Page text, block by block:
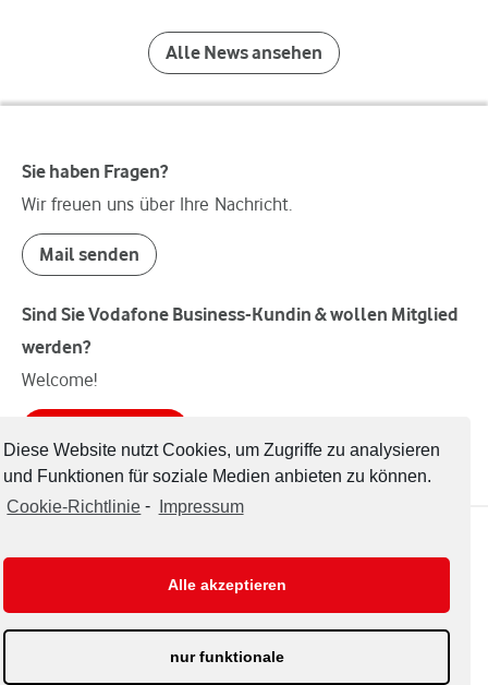
Diese Website nutzt Cookies, um Zugriffe zu analysieren
und Funktionen für soziale Medien anbieten zu können.
Cookie-Richtlinie - Impressum
Alle akzeptieren
nur funktionale
Alle News ansehen
Sie haben Fragen?
Wir freuen uns über Ihre Nachricht.
Mail senden
Sind Sie Vodafone Business-Kundin & wollen Mitglied
werden?
Welcome!
Disclaimer